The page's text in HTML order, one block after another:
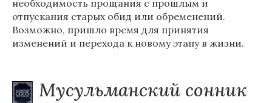
необходимость прощания с прошлым и
отпускания старых обид или обременений.
Возможно, пришло время для принятия
изменений и перехода к новому этапу в жизни.
Мусульманский сонник